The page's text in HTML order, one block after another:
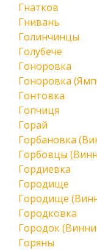
Гнатков
Гнивань
Голинчинцы
Голубече
Гоноровка
Гоноровка
Гонтовка
Гопчиця
Горай
Горбановка
Горбовцы
Гордиевка
Городище
Городище
Городковка
Городок
Горяны